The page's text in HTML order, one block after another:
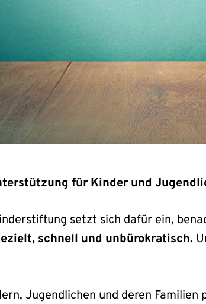
für Kinder und
setzt sich dafür ein,
schnell und unbürokratisch.
Jugendlichen und deren